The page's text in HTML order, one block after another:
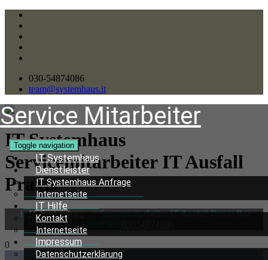
030-54874086
team@systemhaus.it
Service Mitarbeiter
Toggle navigation
IT Systemhaus
Dienstleister
IT Systemhaus Anfrage
Internetseite
IT Hilfe
Kontakt
Internetseite
Impressum
Datenschutzerklärung
IT Systemhaus
Servicemitarbeiter IT Ausfall
Praxis
IT Systemhaus/Servicemitarbeiter IT Ausfall Praxis Ihre
Firma brauch Hilfe? Tel:
0